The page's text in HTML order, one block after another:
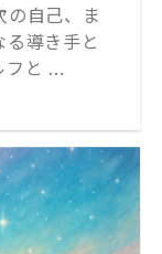
の自己、ま
導き手と
フと ...